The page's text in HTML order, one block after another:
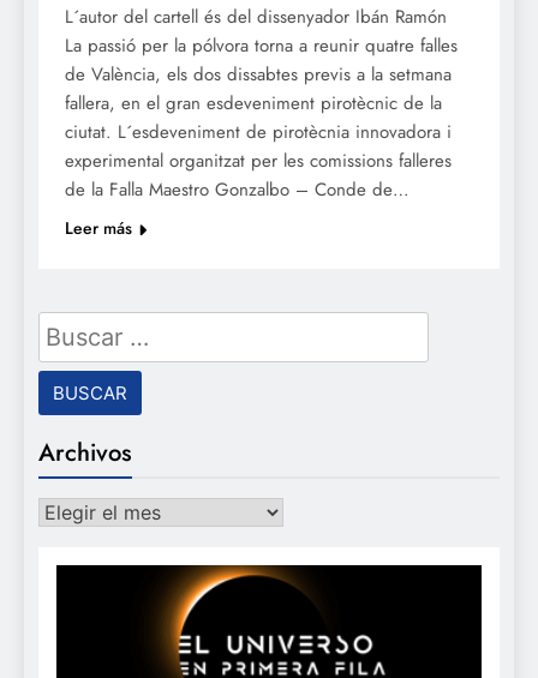
L´autor del cartell és del dissenyador Ibán Ramón
La passió per la pólvora torna a reunir quatre falles
de València, els dos dissabtes previs a la setmana
fallera, en el gran esdeveniment pirotècnic de la
ciutat. L´esdeveniment de pirotècnia innovadora i
experimental organitzat per les comissions falleres
de la Falla Maestro Gonzalbo – Conde de…
Leer más
Buscar:
Archivos
Archivos